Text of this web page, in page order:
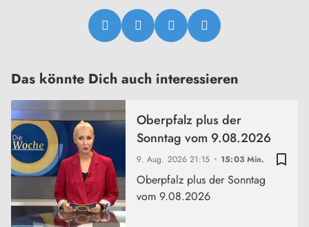
Das könnte Dich auch interessieren
bookmark_border
9. Aug. 202621:15 15:03 Min.
Oberpfalz plus der
Sonntag vom 9.08.2026
Oberpfalz plus der Sonntag
vom 9.08.2026